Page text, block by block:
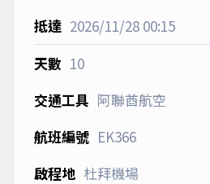
2026/11/2800:15
10
阿聯酋航空
EK366
杜拜機場